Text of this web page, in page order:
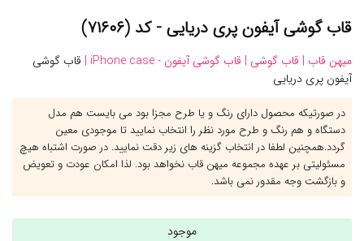
قاب گوشی آیفون پری دریایی - کد (۷۱۶۰۶)
میهن قاب | قاب گوشی | قاب گوشی آیفون - iPhone case |
قاب گوشی
آیفون پری دریایی
در صورتیکه محصول دارای رنگ و یا طرح مجزا بود می بایست هم مدل
دستگاه و هم رنگ و طرح مورد نظر را انتخاب نمایید تا موجودی معین
گردد.همچنین لطفا در انتخاب گزینه های زیر دقت نمایید. در صورت اشتباه هیچ
مسئولیتی بر عهده مجموعه میهن قاب نخواهد بود. لذا امکان عودت و تعویض
و بازگشت وجه مقدور نمی باشد.
موجود